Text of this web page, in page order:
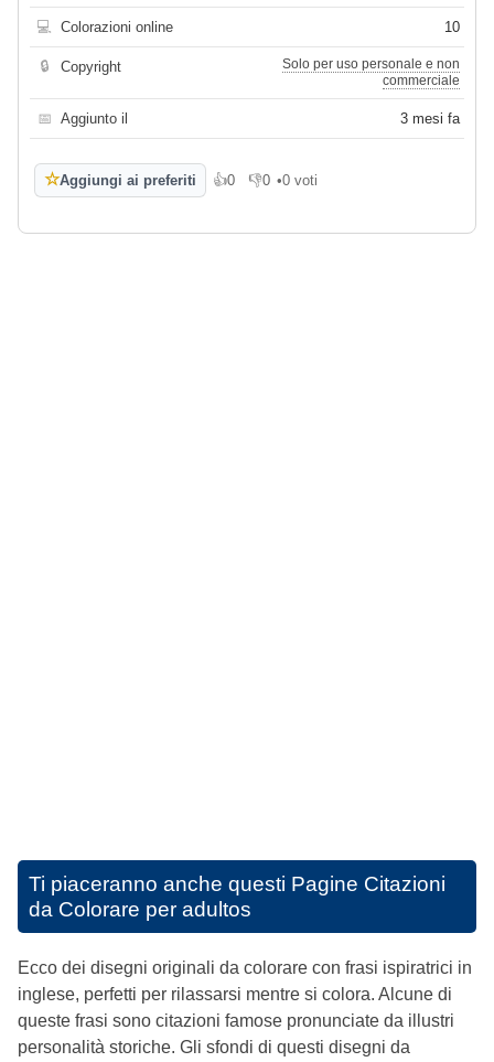
💻 Colorazioni online 10
🔒 Copyright
Solo per uso personale e non
commerciale
📅 Aggiunto il 3 mesi fa
☆Aggiungi ai preferiti 👍0
Mi piace
👎0
Non mi piace
•0 voti
Ti piaceranno anche questi Pagine Citazioni
da Colorare per adultos
Ecco dei disegni originali da colorare con frasi ispiratrici in
inglese, perfetti per rilassarsi mentre si colora. Alcune di
queste frasi sono citazioni famose pronunciate da illustri
personalità storiche. Gli sfondi di questi disegni da